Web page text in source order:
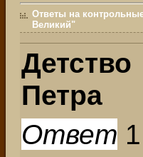
Ответы на
Великий"
Петра
Ответ 1